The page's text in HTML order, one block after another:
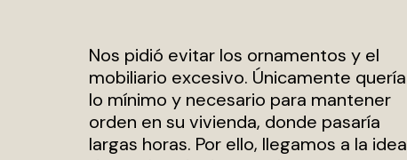
Nos pidió evitar los ornamentos y el
mobiliario excesivo. Únicamente quería
lo mínimo y necesario para mantener
orden en su vivienda, donde pasaría
largas horas. Por ello, llegamos a la idea